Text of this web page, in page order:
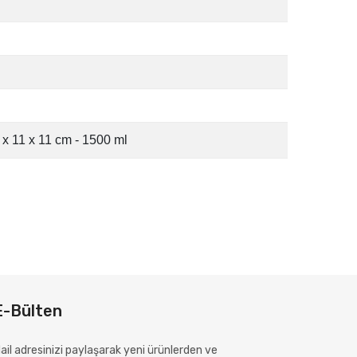
11 x 11 cm - 1500 ml
Bülten
adresinizi paylaşarak yeni ürünlerden ve